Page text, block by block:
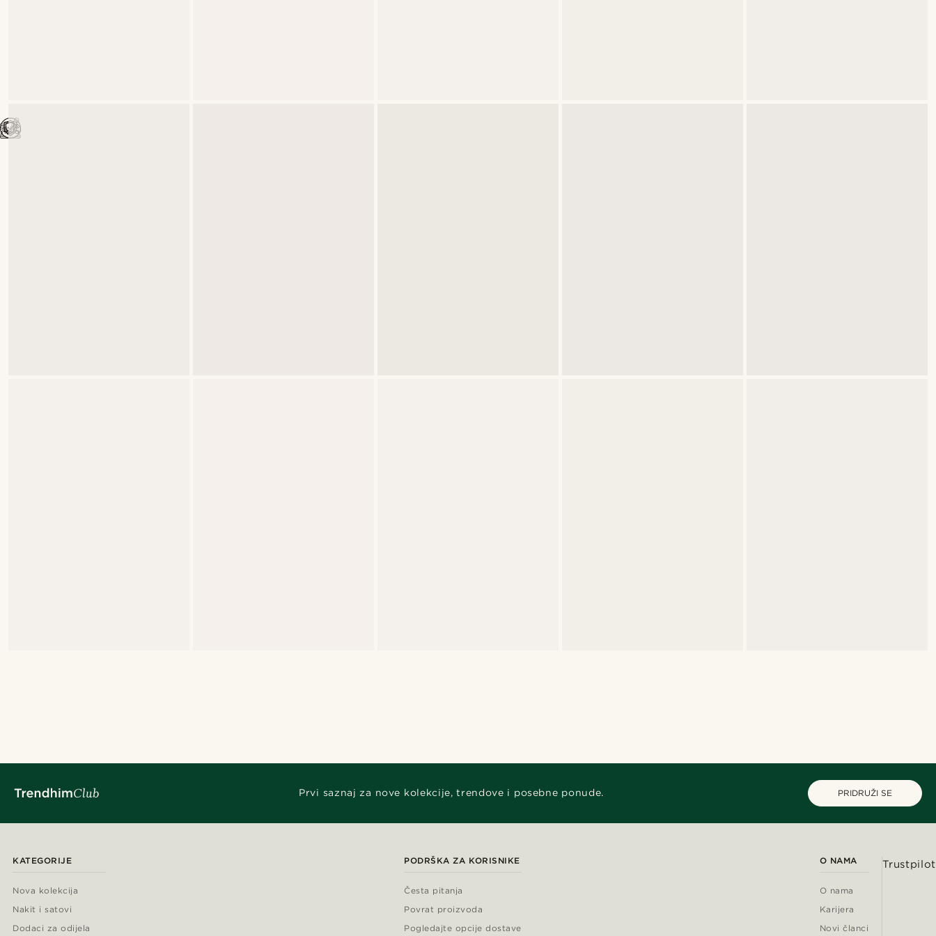
Prvi saznaj za nove kolekcije, trendove i posebne ponude. PRIDRUŽI SE
KATEGORIJE
Nova kolekcija
Nakit i satovi
Dodaci za odijela
PODRŠKA ZA KORISNIKE
Česta pitanja
Povrat proizvoda
Pogledajte opcije dostave
O NAMA
O nama
Karijera
Novi članci
Trustpilot